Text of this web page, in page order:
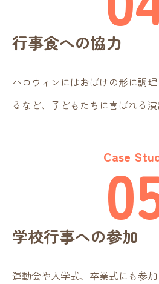
行事食への協力
ハロウィンにはおばけの形に調
るなど、子どもたちに喜ばれる演
Case
学校行事への参加
運動会や入学式、卒業式にも参